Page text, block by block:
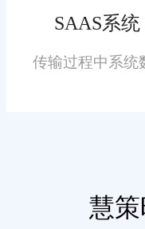
1 小时，大
随着太原
品等跨境需
理需应对 “
在合规打
不同国家 /
SAAS系
传输过程中系统
慧